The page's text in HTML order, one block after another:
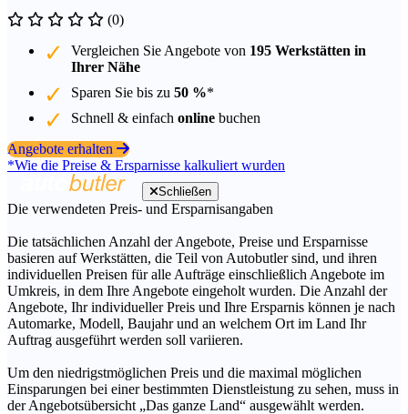
(0)
Vergleichen Sie Angebote von 195 Werkstätten in
Ihrer Nähe
Sparen Sie bis zu 50 %*
Schnell & einfach online buchen
Angebote erhalten
*Wie die Preise & Ersparnisse kalkuliert wurden
Schließen
Die verwendeten Preis- und Ersparnisangaben
Die tatsächlichen Anzahl der Angebote, Preise und Ersparnisse
basieren auf Werkstätten, die Teil von Autobutler sind, und ihren
individuellen Preisen für alle Aufträge einschließlich Angebote im
Umkreis, in dem Ihre Angebote eingeholt wurden. Die Anzahl der
Angebote, Ihr individueller Preis und Ihre Ersparnis können je nach
Automarke, Modell, Baujahr und an welchem Ort im Land Ihr
Auftrag ausgeführt werden soll variieren.
Um den niedrigstmöglichen Preis und die maximal möglichen
Einsparungen bei einer bestimmten Dienstleistung zu sehen, muss in
der Angebotsübersicht „Das ganze Land“ ausgewählt werden.